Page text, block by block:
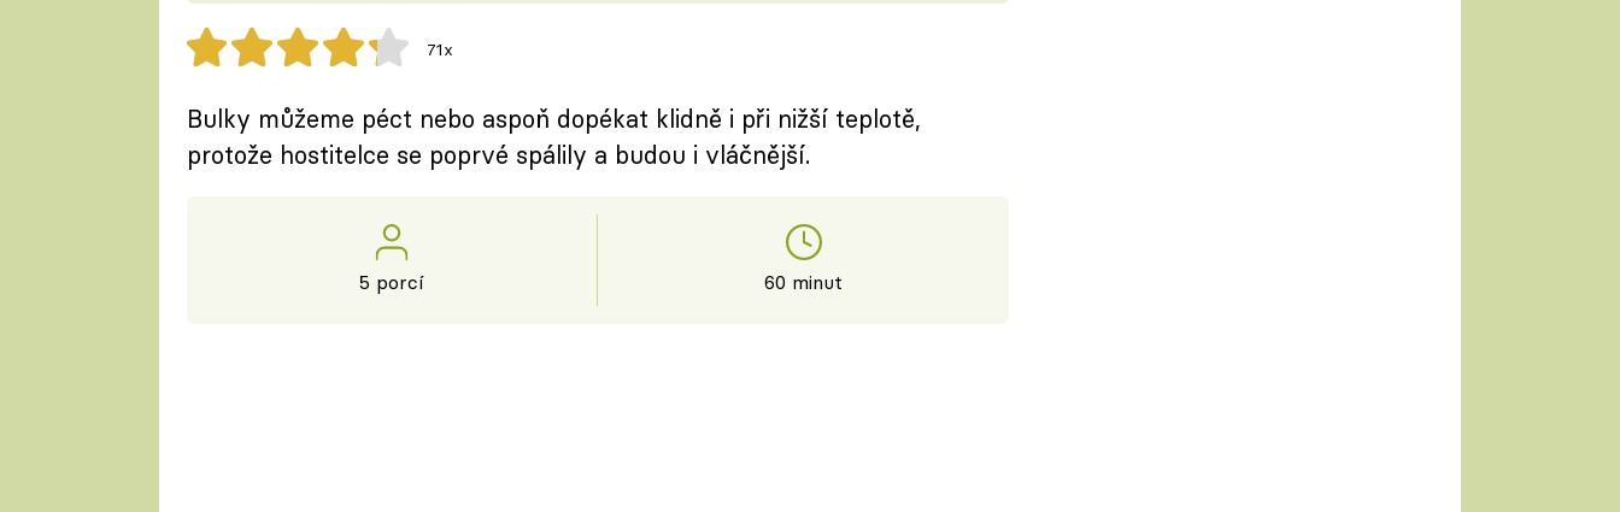
71x
Bulky můžeme péct nebo aspoň dopékat klidně i při nižší teplotě,
protože hostitelce se poprvé spálily a budou i vláčnější.
5 porcí 60 minut